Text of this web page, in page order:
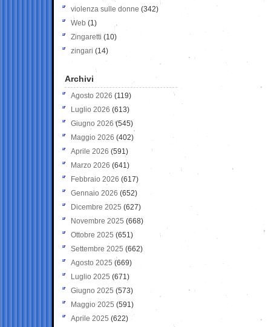
violenza sulle donne (342)
Web (1)
Zingaretti (10)
zingari (14)
Archivi
Agosto 2026 (119)
Luglio 2026 (613)
Giugno 2026 (545)
Maggio 2026 (402)
Aprile 2026 (591)
Marzo 2026 (641)
Febbraio 2026 (617)
Gennaio 2026 (652)
Dicembre 2025 (627)
Novembre 2025 (668)
Ottobre 2025 (651)
Settembre 2025 (662)
Agosto 2025 (669)
Luglio 2025 (671)
Giugno 2025 (573)
Maggio 2025 (591)
Aprile 2025 (622)